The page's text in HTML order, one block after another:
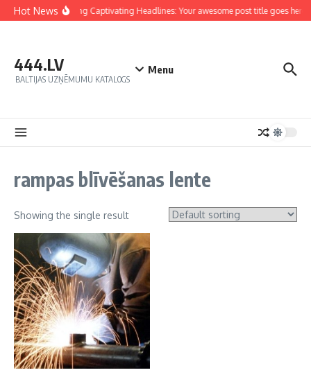
Hot NewsCrafting Captivating Headlines: Your awesome post title goes here
444.LV
BALTIJAS UZŅĒMUMU KATALOGS
Menu
rampas blīvēšanas lente
Showing the single result